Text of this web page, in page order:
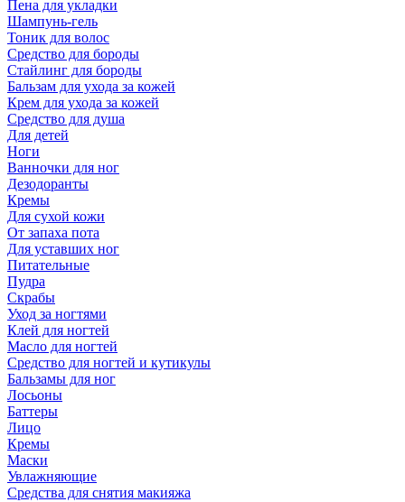
Пена для укладки
Шампунь-гель
Тоник для волос
Средство для бороды
Стайлинг для бороды
Бальзам для ухода за кожей
Крем для ухода за кожей
Средство для душа
Для детей
Ноги
Ванночки для ног
Дезодоранты
Кремы
Для сухой кожи
От запаха пота
Для уставших ног
Питательные
Пудра
Скрабы
Уход за ногтями
Клей для ногтей
Масло для ногтей
Средство для ногтей и кутикулы
Бальзамы для ног
Лосьоны
Баттеры
Лицо
Кремы
Маски
Увлажняющие
Средства для снятия макияжа